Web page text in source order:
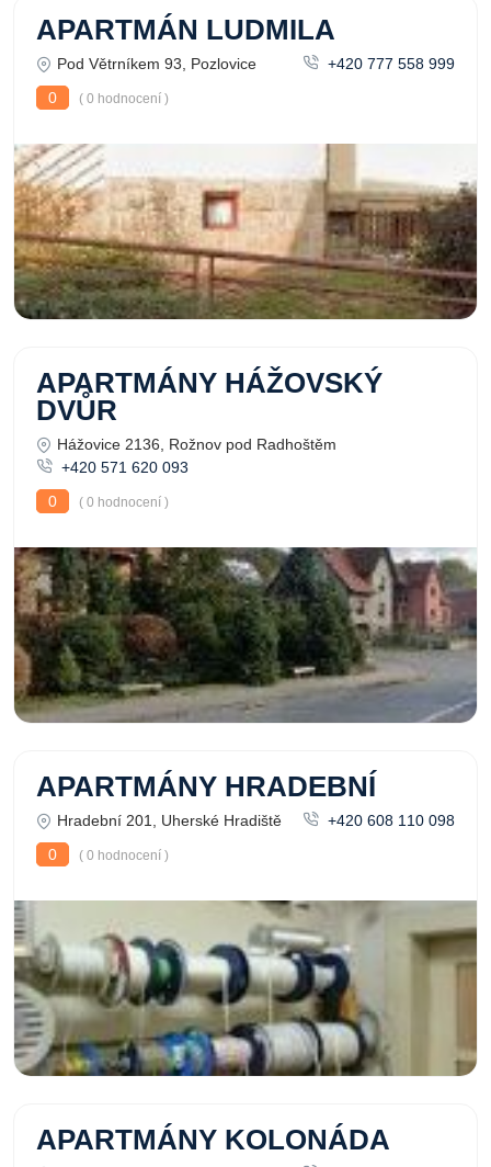
APARTMÁN LUDMILA
Pod Větrníkem 93, Pozlovice
+420 777 558 999
0
( 0 hodnocení )
APARTMÁNY HÁŽOVSKÝ
DVŮR
Hážovice 2136, Rožnov pod Radhoštěm
+420 571 620 093
0
( 0 hodnocení )
APARTMÁNY HRADEBNÍ
Hradební 201, Uherské Hradiště
+420 608 110 098
0
( 0 hodnocení )
APARTMÁNY KOLONÁDA